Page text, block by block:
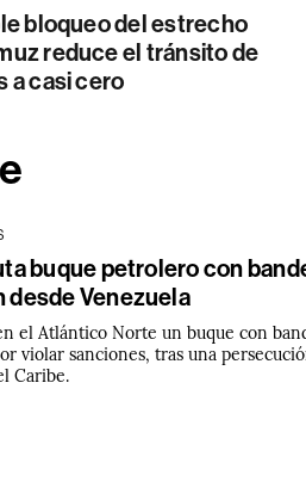
bloqueo del estrecho
reduce el tránsito de
a casi cero
buque petrolero con
Venezuela
el Atlántico Norte un buque con
violar sanciones, tras una
Caribe.